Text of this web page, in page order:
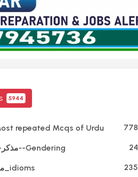
5944
repeated Mcqs of Urdu 778
مذکر-مونث--Gendering 24
محاورے_idioms 235